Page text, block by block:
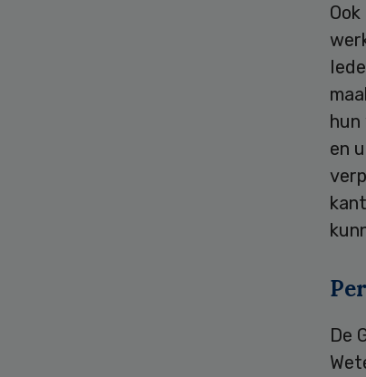
hun
en
De